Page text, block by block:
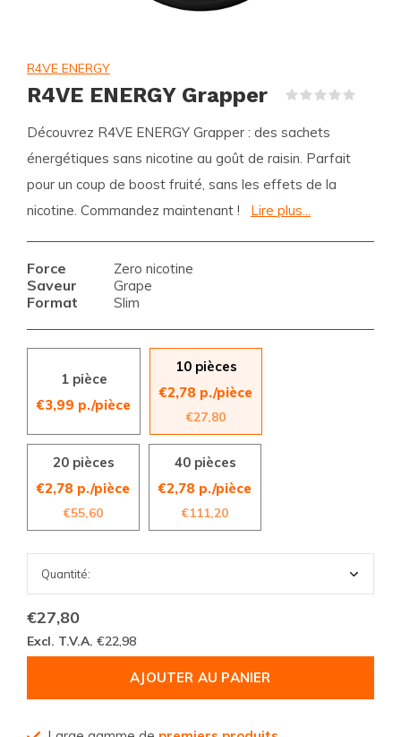
R4VE ENERGY
R4VE ENERGY Grapper
Découvrez R4VE ENERGY Grapper : des sachets
énergétiques sans nicotine au goût de raisin. Parfait
pour un coup de boost fruité, sans les effets de la
nicotine. Commandez maintenant !
Lire plus...
Force Zero nicotine
Saveur Grape
Format Slim
1 pièce
€3,99 p./pièce
10 pièces
€2,78 p./pièce
€27,80
20 pièces
€2,78 p./pièce
€55,60
40 pièces
€2,78 p./pièce
€111,20
€27,80
Excl. T.V.A. €22,98
AJOUTER AU PANIER